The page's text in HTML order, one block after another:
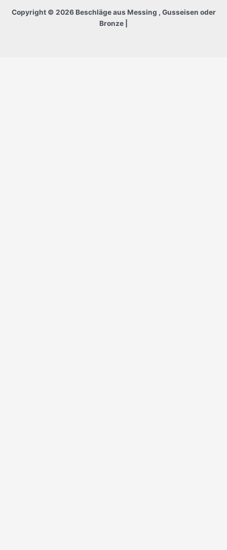
Copyright © 2026 Beschläge aus Messing , Gusseisen oder
Bronze |